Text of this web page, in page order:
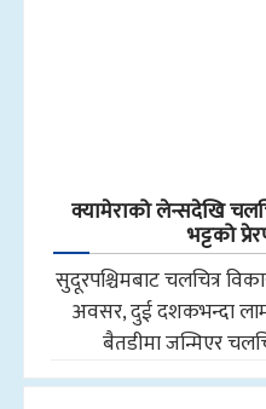
क्यामेराको लेन्सदेखि
भट्टको
सुदूरपश्चिमबाट चलचित्र
अवसर, दुई दशकभन्दा
बैतडीमा जन्मिएर